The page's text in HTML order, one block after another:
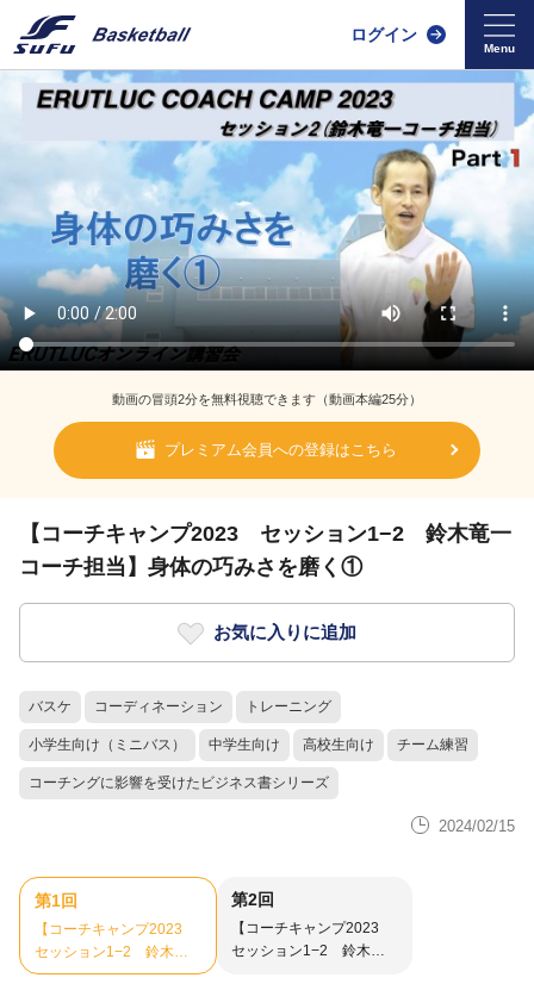
ログイン
動画の冒頭2分を無料視聴できます（動画本編25分）
プレミアム会員への登録はこちら
【コーチキャンプ2023 セッション1−2 鈴木竜一
コーチ担当】身体の巧みさを磨く①
お気に入りに追加
バスケ コーディネーション トレーニング
小学生向け（ミニバス） 中学生向け 高校生向け チーム練習
コーチングに影響を受けたビジネス書シリーズ
2024/02/15
第1回
【コーチキャンプ2023
セッション1−2 鈴木竜
一コーチ担当】身体の巧
第2回
【コーチキャンプ2023
セッション1−2 鈴木竜